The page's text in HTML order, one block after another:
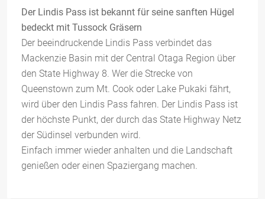
Der Lindis Pass ist bekannt für seine sanften Hügel
bedeckt mit Tussock Gräsern
Der beeindruckende Lindis Pass verbindet das
Mackenzie Basin mit der Central Otaga Region über
den State Highway 8. Wer die Strecke von
Queenstown zum Mt. Cook oder Lake Pukaki fährt,
wird über den Lindis Pass fahren. Der Lindis Pass ist
der höchste Punkt, der durch das State Highway Netz
der Südinsel verbunden wird.
Einfach immer wieder anhalten und die Landschaft
genießen oder einen Spaziergang machen.